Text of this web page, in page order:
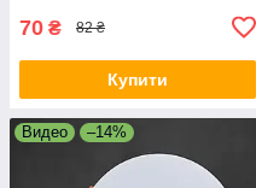
70 ₴ 82 ₴
Купити
Видео –14%